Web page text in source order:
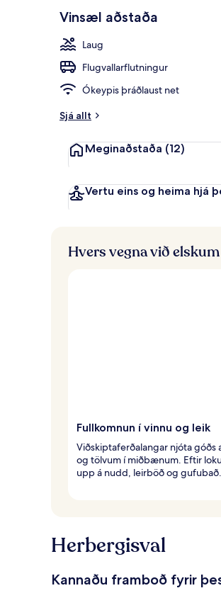
Vinsæl aðstaða
Laug
Flugvallarflutningur
Ókeypis þráðlaust net
Sjá allt
Meginaðstaða (12)
Vertu eins og heima hjá
Hvers vegna við
Fullkomnun í vinnu og leik
Viðskiptaferðalangar njóta
og tölvum í miðbænum. Eftir
upp á nudd, leirböð og gufubað.
Herbergisval
Kannaðu framboð fyrir